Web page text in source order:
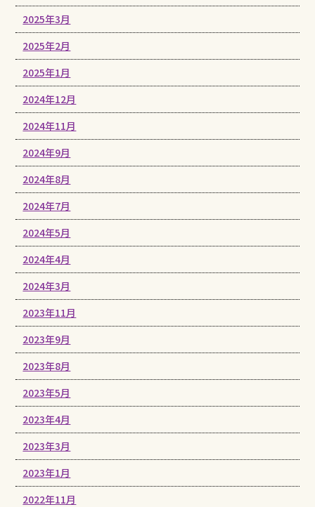
2025年3月
2025年2月
2025年1月
2024年12月
2024年11月
2024年9月
2024年8月
2024年7月
2024年5月
2024年4月
2024年3月
2023年11月
2023年9月
2023年8月
2023年5月
2023年4月
2023年3月
2023年1月
2022年11月